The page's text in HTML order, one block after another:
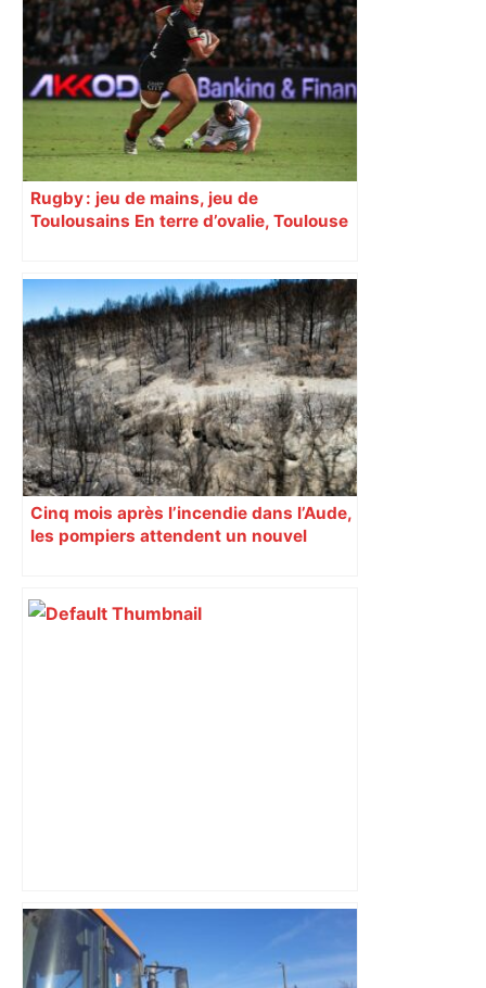
Rugby : jeu de mains, jeu de
Toulousains En terre d’ovalie, Toulouse
revendiquant surtout son art du jeu en
mouvement, vif et spectaculaire.
Décryptage. Série (4 / 10)
Cinq mois après l’incendie dans l’Aude,
les pompiers attendent un nouvel
Top 14: comment Perpignan a une
nouvelle fois fait tomber Toulouse? –
RMC Sport